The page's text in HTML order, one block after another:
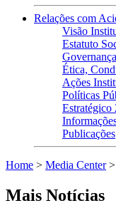
Relações com
Visão
Estatuto
Ética,
Ações
Políticas
Estratégico
Publicações
Home > Media Center>
Mais Notícias